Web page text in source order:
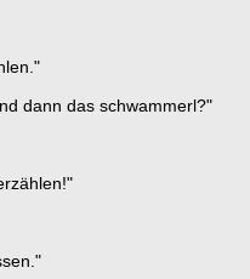
dann das schwammerl?"